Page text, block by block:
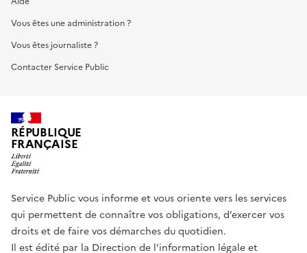
Vous êtes une administration ?
Vous êtes journaliste ?
Contacter Service Public
RÉPUBLIQUE
FRANÇAISE
Service Public vous informe et vous oriente vers les services
qui permettent de connaître vos obligations, d’exercer vos
droits et de faire vos démarches du quotidien.
Il est édité par la Direction de l’information légale et